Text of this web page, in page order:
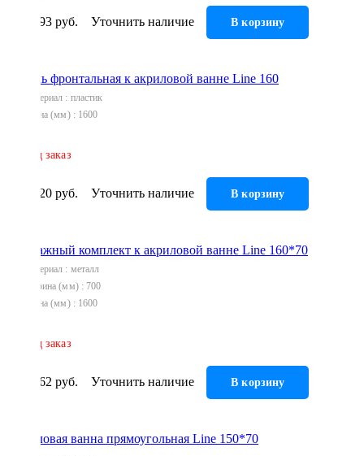
5 893 руб. Уточнить наличие В корзину
Панель фронтальная к акриловой ванне Line 160
Материал
пластик
Длина (мм)
1600
Под заказ
6 520 руб. Уточнить наличие В корзину
Монтажный комплект к акриловой ванне Line 160*70
Материал
металл
Ширина (мм)
700
Длина (мм)
1600
Под заказ
7 962 руб. Уточнить наличие В корзину
Акриловая ванна прямоугольная Line 150*70